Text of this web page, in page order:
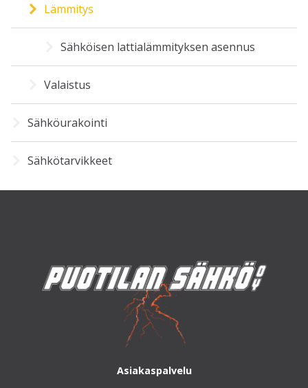
Lämmitys
Sähköisen lattialämmityksen asennus
Valaistus
Sähköurakointi
Sähkötarvikkeet
Asiakaspalvelu